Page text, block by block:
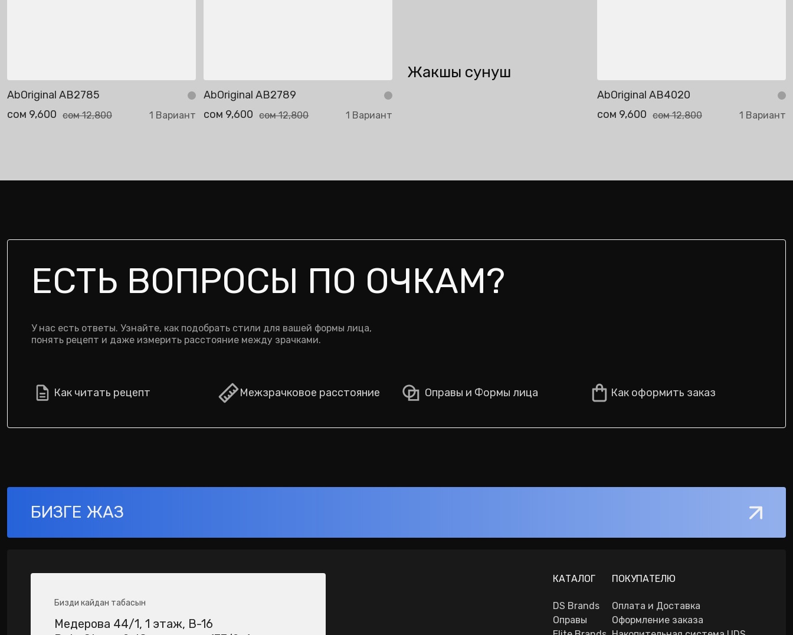
AbOriginal AB2785
сом 9,600 сом 12,800 1 Вариант
AbOriginal AB2789
сом 9,600 сом 12,800 1 Вариант
AbOriginal AB4020
сом 9,600 сом 12,800 1 Вариант
Жакшы сунуш
ЕСТЬ ВОПРОСЫ ПО ОЧКАМ?
У нас есть ответы. Узнайте, как подобрать стили для вашей формы лица,
понять рецепт и даже измерить расстояние между зрачками.
Как читать рецепт Межзрачковое расстояние Оправы и Формы лица Как оформить заказ
БИЗГЕ ЖАЗ
Бизди кайдан табасын
Медерова 44/1​, 1 этаж, В-16
КАТАЛОГ
DS Brands
Оправы
ПОКУПАТЕЛЮ
Оплата и Доставка
Оформление заказа